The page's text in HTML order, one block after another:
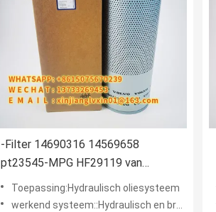
-Filter 14690316 14569658
pt23545-MPG HF29119 van
Graafwerktuighydraulic oil return
Toepassing:Hydraulisch oliesysteem
werkend systeem::Hydraulisch en brandstofsysteem